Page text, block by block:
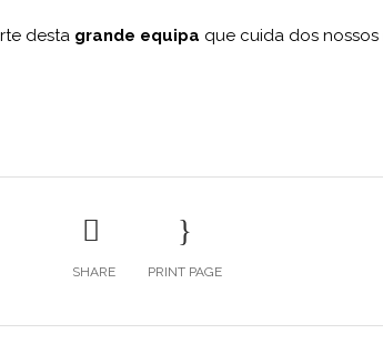
desta grande equipa que cuida dos nossos
SHARE PRINT PAGE